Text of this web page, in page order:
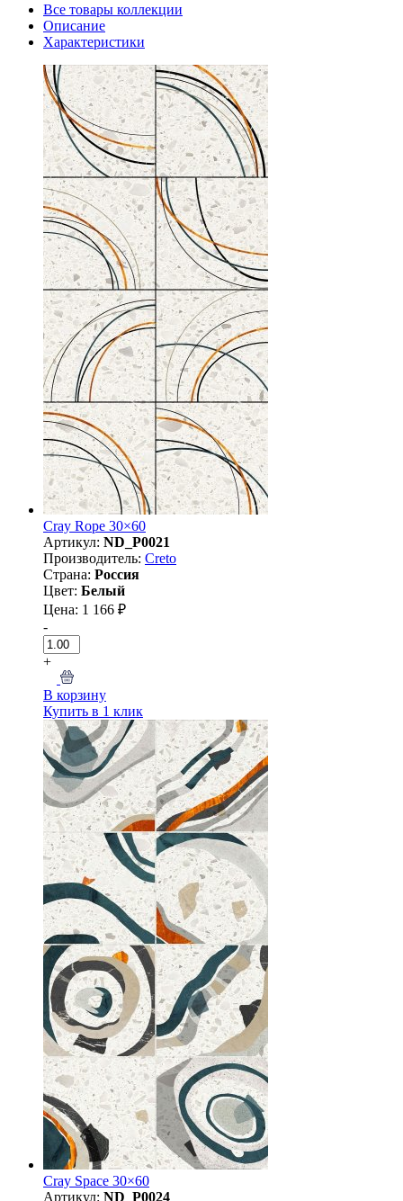
Все товары коллекции
Описание
Характеристики
Cray Rope 30×60
Артикул: ND_P0021
Производитель: Creto
Страна: Россия
Цвет: Белый
Цена: 1 166 ₽
-
+
В корзину
Купить в 1 клик
Cray Space 30×60
Артикул: ND_P0024